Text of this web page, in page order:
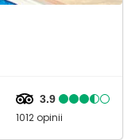
3.9
1012 opinii